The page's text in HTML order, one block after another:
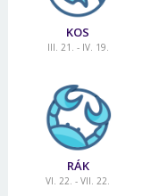
KOS
III. 21. - IV. 19.
RÁK
VI. 22. - VII. 22.